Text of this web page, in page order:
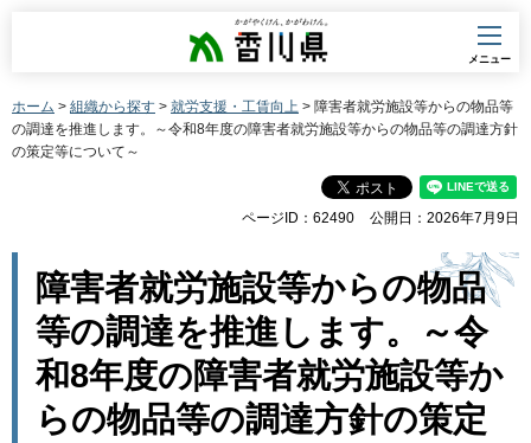
香川県
メニュー
ホーム > 組織から探す > 就労支援・工賃向上 > 障害者就労施設等からの物品等
の調達を推進します。～令和8年度の障害者就労施設等からの物品等の調達方針
の策定等について～
ページID：62490 公開日：2026年7月9日
障害者就労施設等からの物品
等の調達を推進します。～令
和8年度の障害者就労施設等か
らの物品等の調達方針の策定